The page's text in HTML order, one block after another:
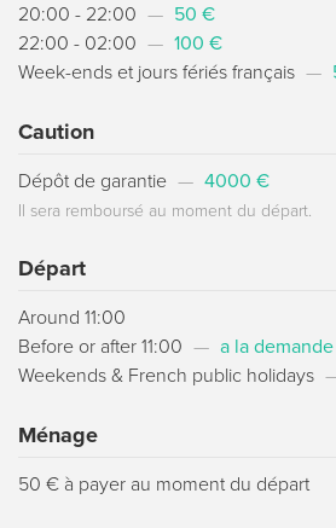
20:00 - 22:00 — 50 €
22:00 - 02:00 — 100 €
Week-ends et jours fériés français —
Caution
Dépôt de garantie — 4000 €
Il sera remboursé au moment du départ.
Départ
Around 11:00
Before or after 11:00 — a la demande
Weekends & French public holidays
Ménage
50 € à payer au moment du départ